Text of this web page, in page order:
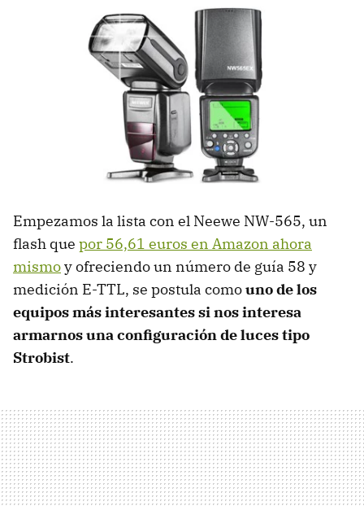
Empezamos la lista con el Neewe NW-565, un
flash que por 56,61 euros en Amazon ahora
mismoy ofreciendo un número de guía 58 y
medición E-TTL, se postula comouno de los
equipos más interesantes si nos interesa
armarnos una configuración de luces tipo
Strobist.